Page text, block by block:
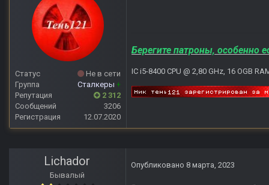
Статус
Не в сети
Группа
Сталкеры +
Репутация
2 312
Сообщений
3206
Регистрация
12.07.2020
Берегите патроны, особенно
IC i5-8400 CPU @ 2,80 GHz, 16 OGB
Lichador
Бывалый
Опубликовано 8 марта, 2023